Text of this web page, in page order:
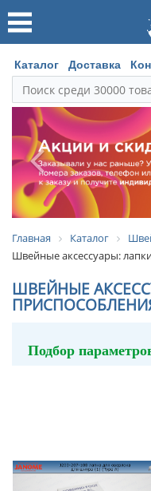
Каталог Доставка
Главная Каталог
Швейные аксессуары:
ШВЕЙНЫЕ
Подбор